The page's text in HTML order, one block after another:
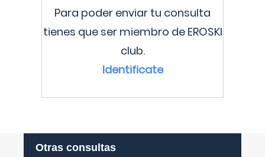
Para poder enviar tu consulta
tienes que ser miembro de EROSKI
club.
Identificate
Otras consultas